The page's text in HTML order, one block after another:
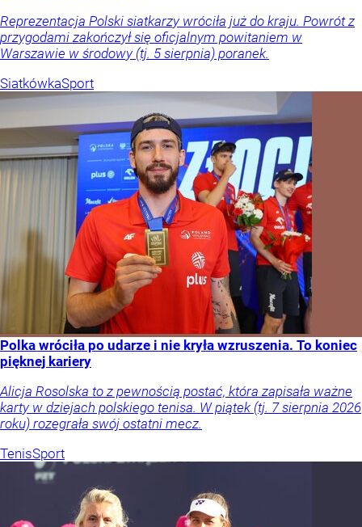
Reprezentacja Polski siatkarzy wróciła już do kraju. Powrót z
przygodami zakończył się oficjalnym powitaniem w
Warszawie w środowy (tj. 5 sierpnia) poranek.
SiatkówkaSport
Polka wróciła po udarze i nie kryła wzruszenia. To koniec
pięknej kariery
Alicja Rosolska to z pewnością postać, która zapisała ważne
karty w dziejach polskiego tenisa. W piątek (tj. 7 sierpnia 2026
roku) rozegrała swój ostatni mecz.
TenisSport